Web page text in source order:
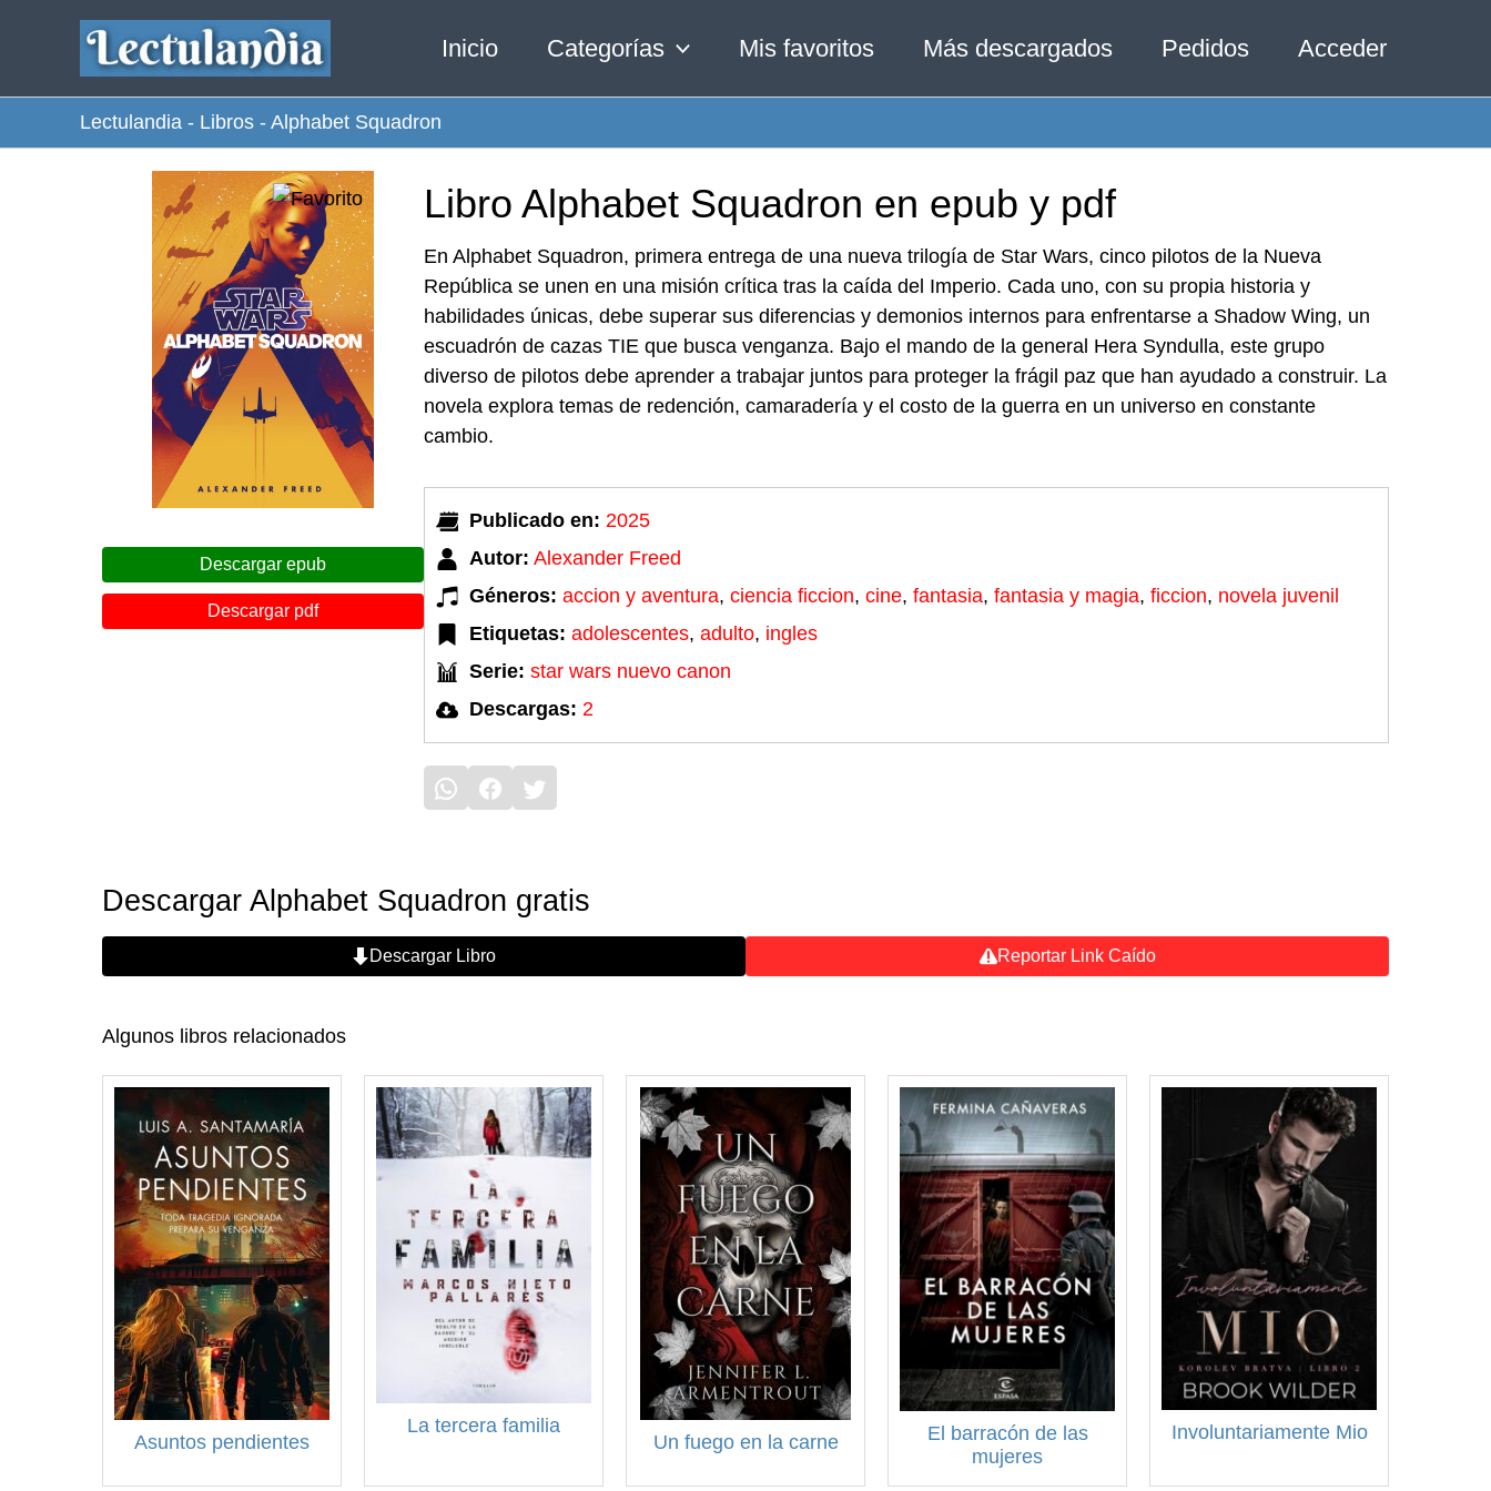
contenido
Inicio Categorías Mis favoritos Más descargados Pedidos Acceder
Lectulandia - Libros - Alphabet Squadron
Descargar epub
Descargar pdf
Libro Alphabet Squadron en epub y pdf
En Alphabet Squadron, primera entrega de una nueva trilogía de Star Wars, cinco pilotos de la Nueva
República se unen en una misión crítica tras la caída del Imperio. Cada uno, con su propia historia y
habilidades únicas, debe superar sus diferencias y demonios internos para enfrentarse a Shadow Wing, un
escuadrón de cazas TIE que busca venganza. Bajo el mando de la general Hera Syndulla, este grupo
diverso de pilotos debe aprender a trabajar juntos para proteger la frágil paz que han ayudado a construir. La
novela explora temas de redención, camaradería y el costo de la guerra en un universo en constante
cambio.
Publicado en: 2025
Autor: Alexander Freed
Géneros: accion y aventura, ciencia ficcion, cine, fantasia, fantasia y magia, ficcion, novela juvenil
Etiquetas: adolescentes, adulto, ingles
Serie: star wars nuevo canon
Descargas: 2
Descargar Alphabet Squadron gratis
Descargar Libro Reportar Link Caído
Algunos libros relacionados
Asuntos pendientes
La tercera familia
Un fuego en la carne
El barracón de las
mujeres
Involuntariamente Mio